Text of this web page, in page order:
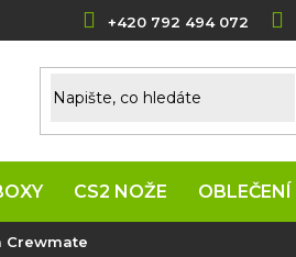
+420 792 494 072
CS2 NOŽE OBLEČENÍ
Crewmate